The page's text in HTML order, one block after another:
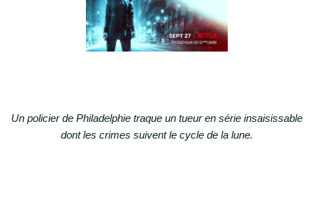
Un policier de Philadelphie traque un tueur en série insaisissable
dont les crimes suivent le cycle de la lune.